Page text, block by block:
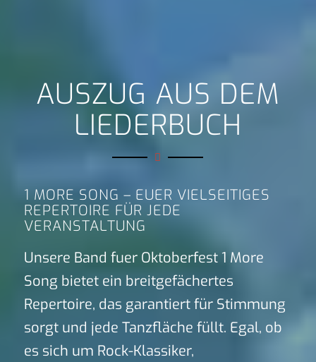
AUSZUG AUS DEM
LIEDERBUCH
1 MORE SONG – EUER VIELSEITIGES
REPERTOIRE FÜR JEDE
VERANSTALTUNG
Unsere Band fuer Oktoberfest 1 More
Song bietet ein breitgefächertes
Repertoire, das garantiert für Stimmung
sorgt und jede Tanzfläche füllt. Egal, ob
es sich um Rock-Klassiker,